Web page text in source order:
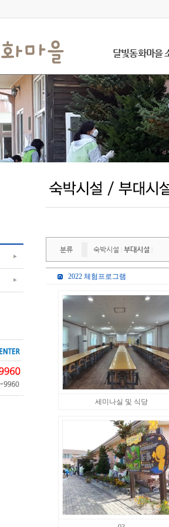
달빛동화마을
분류 숙박시설 부대시설
2022 체험프로그램
세미나실 및 식당